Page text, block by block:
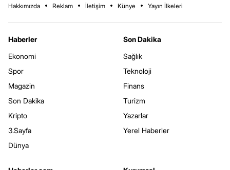
Hakkımızda Reklam İletişim Künye Yayın İlkeleri
Haberler
Ekonomi
Spor
Magazin
Son Dakika
Kripto
3.Sayfa
Dünya
Son Dakika
Sağlık
Teknoloji
Finans
Turizm
Yazarlar
Yerel Haberler